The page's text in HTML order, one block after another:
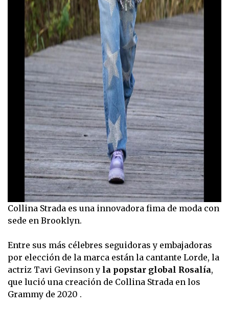
Collina Strada es una innovadora fima de moda con
sede en Brooklyn.
Entre sus más célebres seguidoras y embajadoras
por elección de la marca están la cantante Lorde, la
actriz Tavi Gevinson y la popstar global Rosalía,
que lució una creación de Collina Strada en los
Grammy de 2020 .